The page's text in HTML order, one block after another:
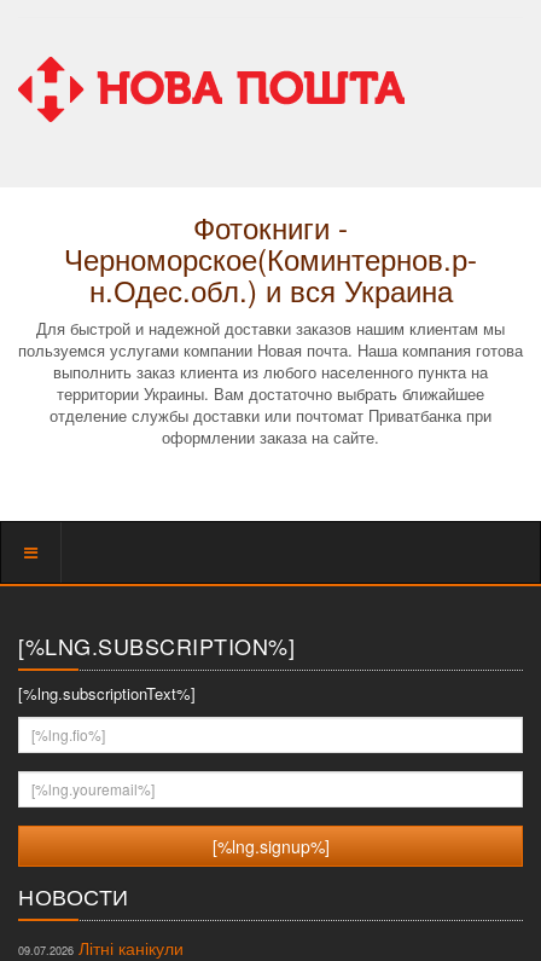
Фотокниги -
Черноморское(Коминтернов.р-
н.Одес.обл.) и вся Украина
Для быстрой и надежной доставки заказов нашим клиентам мы
пользуемся услугами компании Новая почта. Наша компания готова
выполнить заказ клиента из любого населенного пункта на
территории Украины. Вам достаточно выбрать ближайшее
отделение службы доставки или почтомат Приватбанка при
оформлении заказа на сайте.
Показать
[%LNG.SUBSCRIPTION%]
[%lng.subscriptionText%]
[%lng.fio%]
[%lng.youremail%]
НОВОСТИ
09.07.2026 Літні канікули